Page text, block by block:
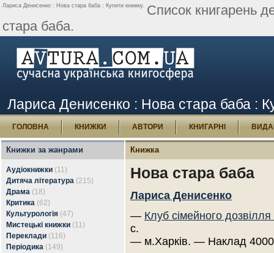
Лариса Денисенко : Нова стара баба : Купити книжку. Список книгарень
стара баба.
Лариса Денисенко : Нова стара баба :
ГОЛОВНА КНИЖКИ АВТОРИ КНИГАРНІ
Книжки за жанрами
Аудіокнижки (11)
Дитяча література (215)
Драма (18)
Критика (62)
Культурологія (47)
Мистецькі книжки (11)
Переклади (116)
Періодика (149)
Книжка
Нова стара баба
Лариса Денисенко
— Клуб сімейного
с.
— м.Харків. — Наклад